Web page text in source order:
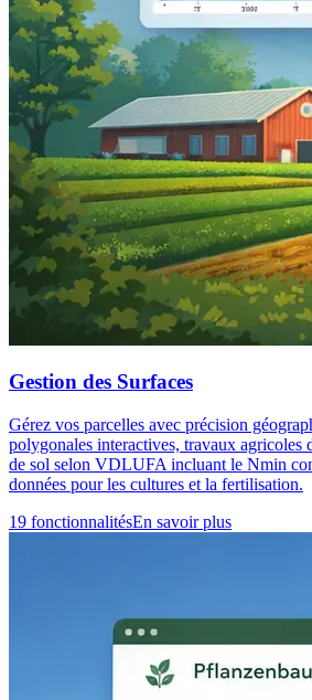
Gestion des Surfaces
Gérez vos parcelles avec précision
polygonales interactives, travaux agricoles
de sol selon VDLUFA incluant le Nmin
données pour les cultures et la fertilisation.
19 fonctionnalitésEn savoir plus